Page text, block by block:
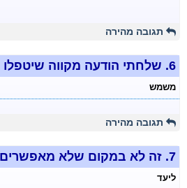
תגובה מהירה
6. שלחתי הודעה מקווה שיטפלו
משמש
תגובה מהירה
7. זה לא במקום שלא מאפשרים
ליעד